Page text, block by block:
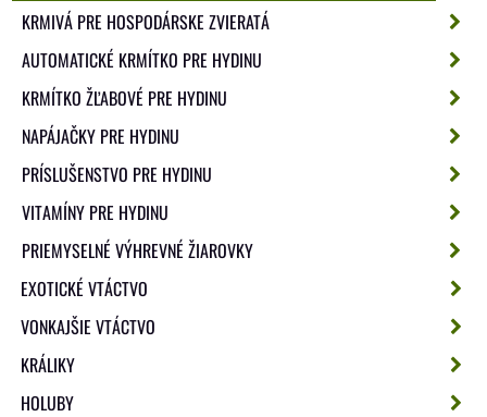
KRMIVÁ PRE HOSPODÁRSKE ZVIERATÁ
AUTOMATICKÉ KRMÍTKO PRE HYDINU
KRMÍTKO ŽĽABOVÉ PRE HYDINU
NAPÁJAČKY PRE HYDINU
PRÍSLUŠENSTVO PRE HYDINU
VITAMÍNY PRE HYDINU
PRIEMYSELNÉ VÝHREVNÉ ŽIAROVKY
EXOTICKÉ VTÁCTVO
VONKAJŠIE VTÁCTVO
KRÁLIKY
HOLUBY